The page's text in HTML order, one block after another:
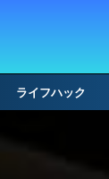
ライフハック